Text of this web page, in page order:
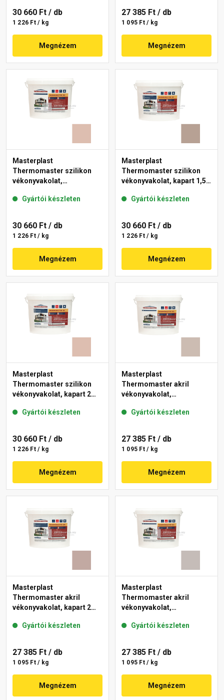
30 660 Ft / db
1 226 Ft / kg
Megnézem
27 385 Ft / db
1 095 Ft / kg
Megnézem
Masterplast
Thermomaster szilikon
vékonyvakolat,
13-D 25 kg
Gyártói készleten
30 660 Ft / db
1 226 Ft / kg
Megnézem
Masterplast
Thermomaster szilikon
vékonyvakolat, kapart 1,5
Gyártói készleten
30 660 Ft / db
1 226 Ft / kg
Megnézem
Masterplast
Thermomaster szilikon
vékonyvakolat, kapart 2
Gyártói készleten
30 660 Ft / db
1 226 Ft / kg
Megnézem
Masterplast
Thermomaster akril
vékonyvakolat,
44-D 25 kg
Gyártói készleten
27 385 Ft / db
1 095 Ft / kg
Megnézem
Masterplast
Thermomaster akril
vékonyvakolat, kapart 2
Gyártói készleten
27 385 Ft / db
1 095 Ft / kg
Megnézem
Masterplast
Thermomaster akril
vékonyvakolat,
49-D 25 kg
Gyártói készleten
27 385 Ft / db
1 095 Ft / kg
Megnézem